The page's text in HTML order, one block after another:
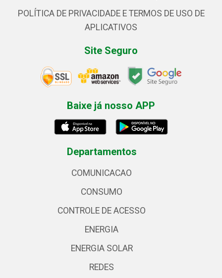
POLÍTICA DE PRIVACIDADE E TERMOS DE USO DE
APLICATIVOS
Site Seguro
Baixe já nosso APP
Departamentos
COMUNICACAO
CONSUMO
CONTROLE DE ACESSO
ENERGIA
ENERGIA SOLAR
REDES